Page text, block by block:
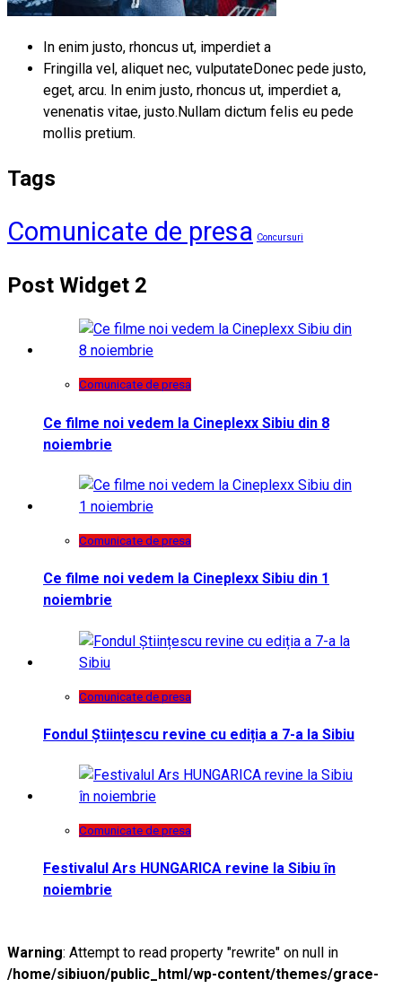
In enim justo, rhoncus ut, imperdiet a
Fringilla vel, aliquet nec, vulputateDonec pede justo,
eget, arcu. In enim justo, rhoncus ut, imperdiet a,
venenatis vitae, justo.Nullam dictum felis eu pede
mollis pretium.
Tags
Comunicate de presa Concursuri
Post Widget 2
Comunicate de presa
Ce filme noi vedem la Cineplexx Sibiu din 8
noiembrie
Comunicate de presa
Ce filme noi vedem la Cineplexx Sibiu din 1
noiembrie
Comunicate de presa
Fondul Științescu revine cu ediția a 7-a la Sibiu
Comunicate de presa
Festivalul Ars HUNGARICA revine la Sibiu în
noiembrie
Warning: Attempt to read property "rewrite" on null in
/home/sibiuon/public_html/wp-content/themes/grace-